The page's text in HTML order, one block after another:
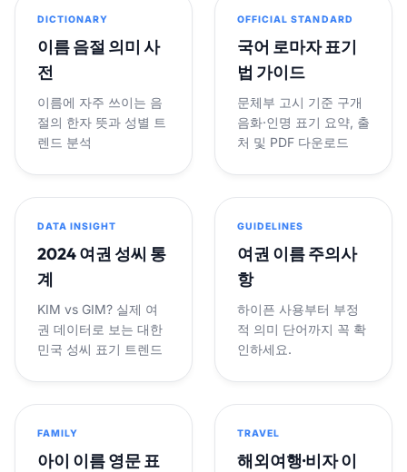
DICTIONARY
이름 음절 의미 사
전
이름에 자주 쓰이는 음
절의 한자 뜻과 성별 트
렌드 분석
OFFICIAL STANDARD
국어 로마자 표기
법 가이드
문체부 고시 기준 구개
음화·인명 표기 요약, 출
처 및 PDF 다운로드
DATA INSIGHT
2024 여권 성씨 통
계
KIM vs GIM? 실제 여
권 데이터로 보는 대한
민국 성씨 표기 트렌드
GUIDELINES
여권 이름 주의사
항
하이픈 사용부터 부정
적 의미 단어까지 꼭 확
인하세요.
FAMILY
아이 이름 영문 표
TRAVEL
해외여행·비자 이